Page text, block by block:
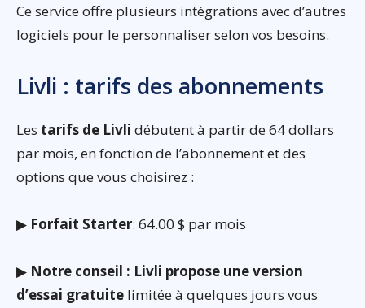
Ce service offre plusieurs intégrations avec d’autres
logiciels pour le personnaliser selon vos besoins.
Livli : tarifs des abonnements
Les tarifs de Livli débutent à partir de 64 dollars
par mois, en fonction de l’abonnement et des
options que vous choisirez :
▶ Forfait Starter: 64.00 $ par mois
▶ Notre conseil : Livli propose une version
d’essai gratuite limitée à quelques jours vous